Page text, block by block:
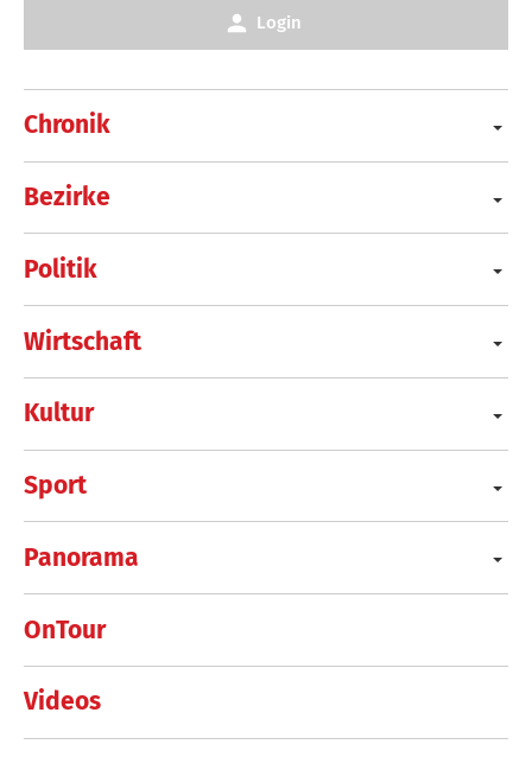
Chronik
Bezirke
Politik
Wirtschaft
Kultur
Sport
Panorama
OnTour
Videos
Login